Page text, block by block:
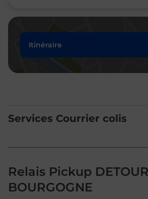
Itinéraire
Services Courrier colis
Relais Pickup
BOURGOGNE